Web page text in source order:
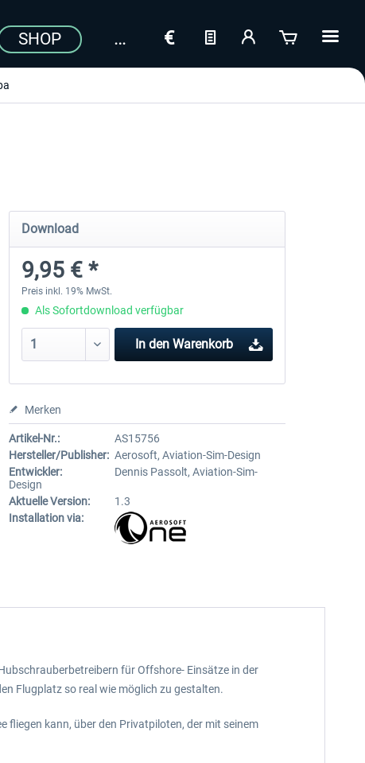
SHOP
Download
9,95 € *
Preis inkl. 19% MwSt.
Als Sofortdownload verfügbar
In den Warenkorb
Merken
Artikel-Nr.:
AS15756
Hersteller/Publisher: Aerosoft, Aviation-Sim-Design
Entwickler:
Dennis Passolt, Aviation-Sim-
Design
Aktuelle Version:
1.3
Installation via:
für Offshore- Einsätze in der
Flugplatz so real wie möglich zu gestalten.
fliegen kann, über den Privatpiloten, der mit seinem